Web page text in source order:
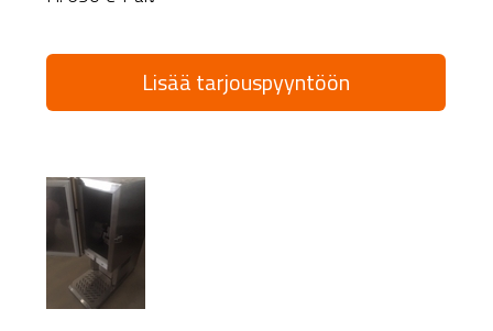
Lisää tarjouspyyntöön